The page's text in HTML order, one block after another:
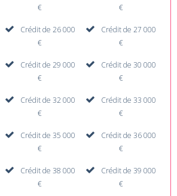
€
€
Crédit de 26 000
€
Crédit de 27 000
€
Crédit de 29 000
€
Crédit de 30 000
€
Crédit de 32 000
€
Crédit de 33 000
€
Crédit de 35 000
€
Crédit de 36 000
€
Crédit de 38 000
€
Crédit de 39 000
€